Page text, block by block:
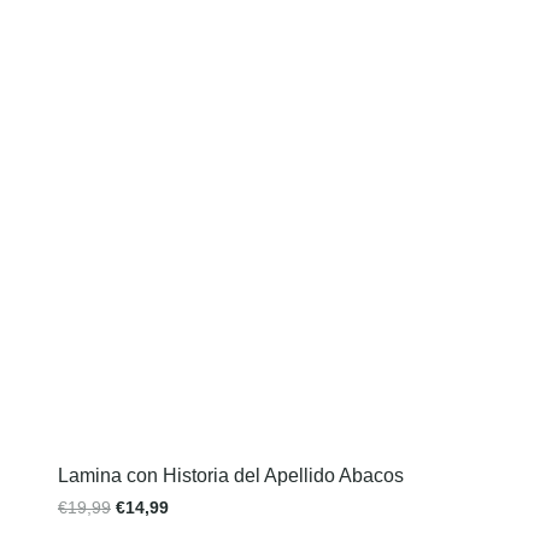
Lamina con Historia del Apellido Abacos
€19,99 €14,99